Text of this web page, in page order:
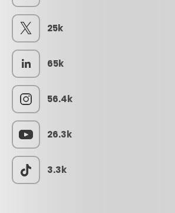
25k
65k
56.4k
26.3k
3.3k